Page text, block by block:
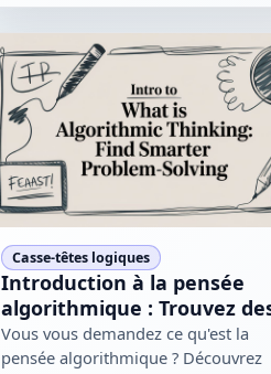
Casse-têtes logiques
Introduction à la pensée
algorithmique : Trouvez
solutions plus intelligentes
Vous vous demandez ce qu'est la
pensée algorithmique ? Découvrez